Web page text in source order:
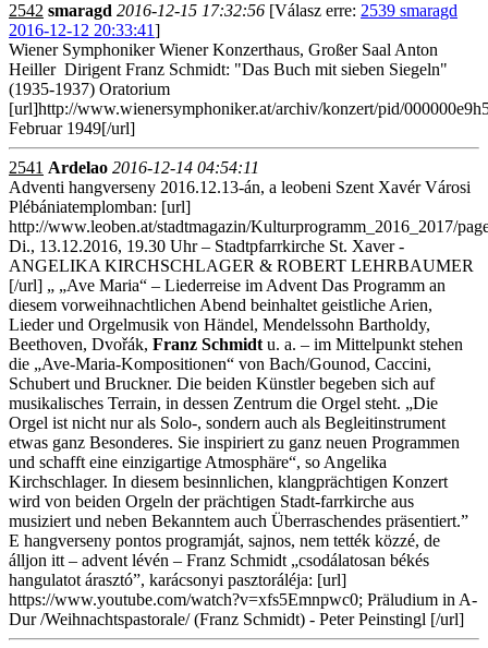
2542 smaragd 2016-12-15 17:32:56 [Válasz erre: 2539 smaragd
2016-12-12 20:33:41]
Wiener Symphoniker Wiener Konzerthaus, Großer Saal Anton
Heiller Dirigent Franz Schmidt: "Das Buch mit sieben Siegeln"
(1935-1937) Oratorium
[url]http://www.wienersymphoniker.at/archiv/konzert/pid/
Februar 1949[/url]
2541 Ardelao 2016-12-14 04:54:11
Adventi hangverseny 2016.12.13-án, a leobeni Szent Xavér Városi
Plébániatemplomban: [url]
http://www.leoben.at/stadtmagazin/Kulturprogramm_2016_2017/
Di., 13.12.2016, 19.30 Uhr – Stadtpfarrkirche St. Xaver -
ANGELIKA KIRCHSCHLAGER & ROBERT LEHRBAUMER
[/url] „ „Ave Maria“ – Liederreise im Advent Das Programm an
diesem vorweihnachtlichen Abend beinhaltet geistliche Arien,
Lieder und Orgelmusik von Händel, Mendelssohn Bartholdy,
Beethoven, Dvořák, Franz Schmidt u. a. – im Mittelpunkt stehen
die „Ave-Maria-Kompositionen“ von Bach/Gounod, Caccini,
Schubert und Bruckner. Die beiden Künstler begeben sich auf
musikalisches Terrain, in dessen Zentrum die Orgel steht. „Die
Orgel ist nicht nur als Solo-, sondern auch als Begleitinstrument
etwas ganz Besonderes. Sie inspiriert zu ganz neuen Programmen
und schafft eine einzigartige Atmosphäre“, so Angelika
Kirchschlager. In diesem besinnlichen, klangprächtigen Konzert
wird von beiden Orgeln der prächtigen Stadt-farrkirche aus
musiziert und neben Bekanntem auch Überraschendes präsentiert.”
E hangverseny pontos programját, sajnos, nem tették közzé, de
álljon itt – advent lévén – Franz Schmidt „csodálatosan békés
hangulatot árasztó”, karácsonyi pasztoráléja: [url]
https://www.youtube.com/watch?v=xfs5Emnpwc0; Präludium in A-
Dur /Weihnachtspastorale/ (Franz Schmidt) - Peter Peinstingl [/url]